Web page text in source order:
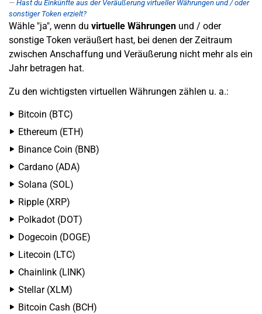
Hast du Einkünfte aus der Veräußerung virtueller Währungen und / oder
sonstiger Token erzielt?
Wähle "ja", wenn du virtuelle Währungen und / oder
sonstige Token veräußert hast, bei denen der Zeitraum
zwischen Anschaffung und Veräußerung nicht mehr als ein
Jahr betragen hat.
Zu den wichtigsten virtuellen Währungen zählen u. a.:
Bitcoin (BTC)
Ethereum (ETH)
Binance Coin (BNB)
Cardano (ADA)
Solana (SOL)
Ripple (XRP)
Polkadot (DOT)
Dogecoin (DOGE)
Litecoin (LTC)
Chainlink (LINK)
Stellar (XLM)
Bitcoin Cash (BCH)